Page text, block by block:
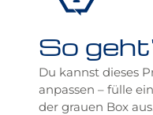
So
Du kannst dieses
anpassen – fülle
der grauen Box